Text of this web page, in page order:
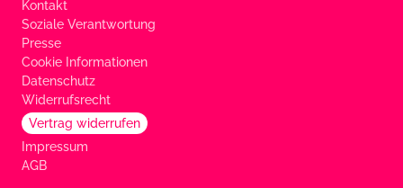
Kontakt
Soziale Verantwortung
Presse
Cookie Informationen
Datenschutz
Widerrufsrecht
Vertrag widerrufen
Impressum
AGB